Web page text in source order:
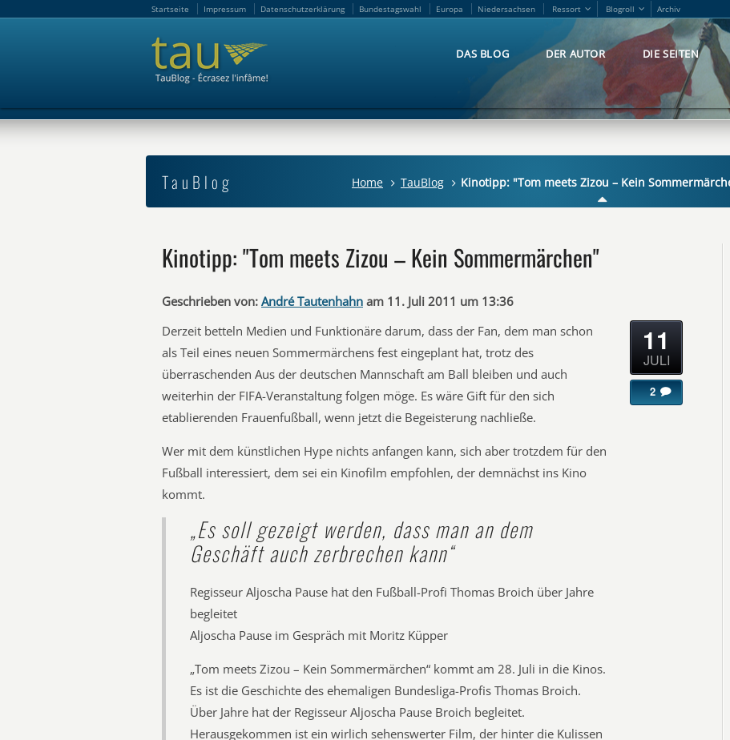
Startseite Impressum Datenschutzerklärung Bundestagswahl Europa Niedersachsen Ressort Blogroll Archiv
DAS BLOG DER AUTOR DIE SEITEN
TauBlog Home TauBlog Kinotipp: "Tom meets Zizou – Kein
Kinotipp: "Tom meets Zizou – Kein Sommermärchen"
Geschrieben von: André Tautenhahn am 11. Juli 2011 um 13:36
Derzeit betteln Medien und Funktionäre darum, dass der Fan, dem man schon
als Teil eines neuen Sommermärchens fest eingeplant hat, trotz des
überraschenden Aus der deutschen Mannschaft am Ball bleiben und auch
weiterhin der FIFA-Veranstaltung folgen möge. Es wäre Gift für den sich
etablierenden Frauenfußball, wenn jetzt die Begeisterung nachließe.
Wer mit dem künstlichen Hype nichts anfangen kann, sich aber trotzdem für den
Fußball interessiert, dem sei ein Kinofilm empfohlen, der demnächst ins Kino
kommt.
„Es soll gezeigt werden, dass man an dem
Geschäft auch zerbrechen kann“
Regisseur Aljoscha Pause hat den Fußball-Profi Thomas Broich über Jahre
begleitet
Aljoscha Pause im Gespräch mit Moritz Küpper
„Tom meets Zizou – Kein Sommermärchen“ kommt am 28. Juli in die Kinos.
Es ist die Geschichte des ehemaligen Bundesliga-Profis Thomas Broich.
Über Jahre hat der Regisseur Aljoscha Pause Broich begleitet.
Herausgekommen ist ein wirlich sehenswerter Film, der hinter die Kulissen
11
JULI
2
Startseite Impressum Datenschutzerklärung Bundestagswahl Europa Niedersachsen Ressort Blogroll Archiv
DAS BLOG DER AUTOR DIE SEITEN